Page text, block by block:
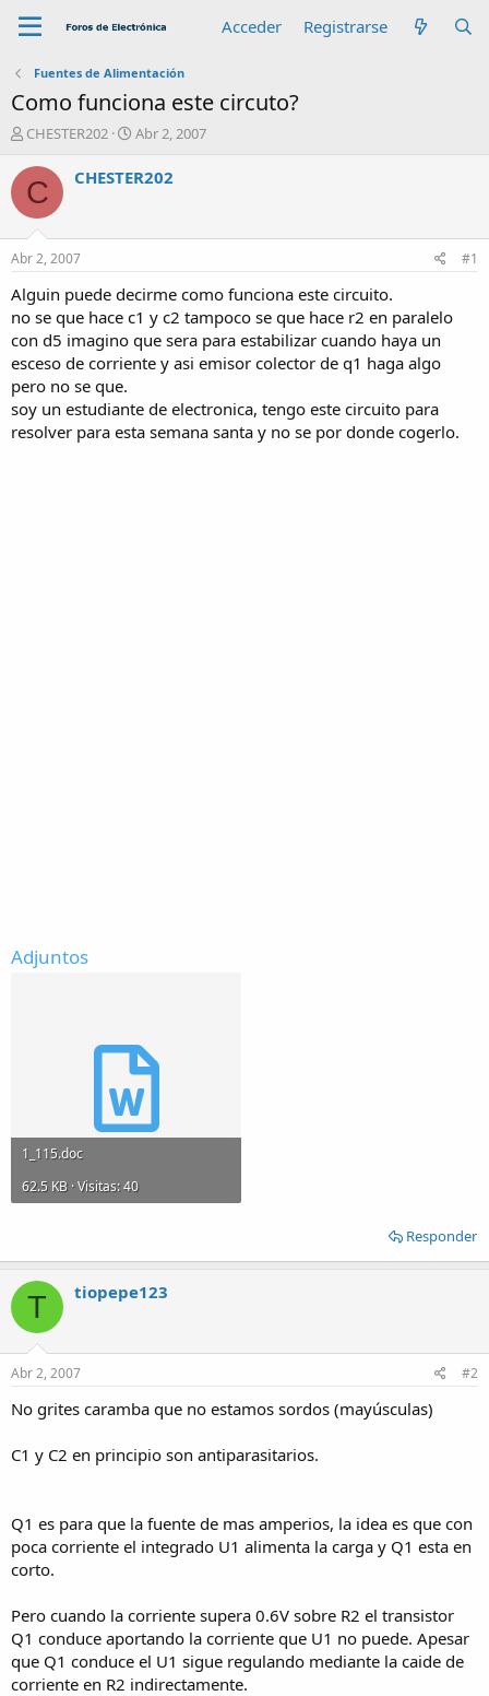
Acceder Registrarse
Fuentes de Alimentación
Como funciona este circuto?
A
t
o
r
CHESTER202
F
c
n
c
i
o
Abr 2, 2007
C CHESTER202
Abr 2, 2007 #1
Alguin puede decirme como funciona este circuito.
no se que hace c1 y c2 tampoco se que hace r2 en paralelo
con d5 imagino que sera para estabilizar cuando haya un
esceso de corriente y asi emisor colector de q1 haga algo
pero no se que.
soy un estudiante de electronica, tengo este circuito para
resolver para esta semana santa y no se por donde cogerlo.
Adjuntos
1_115.doc
62.5 KB · Visitas: 40
Responder
T tiopepe123
Abr 2, 2007 #2
No grites caramba que no estamos sordos (mayúsculas)
C1 y C2 en principio son antiparasitarios.
Q1 es para que la fuente de mas amperios, la idea es que con
poca corriente el integrado U1 alimenta la carga y Q1 esta en
corto.
Pero cuando la corriente supera 0.6V sobre R2 el transistor
Q1 conduce aportando la corriente que U1 no puede. Apesar
que Q1 conduce el U1 sigue regulando mediante la caide de
corriente en R2 indirectamente.